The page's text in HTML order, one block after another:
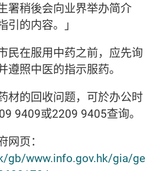
署稍後会向业界举办简介
引的内容。」
民在服用中药之前，应先询
遵照中医的指示服药。
材的回收问题，可於办公时
9409或2209 9405查询。
页：
gb/www.info.gov.hk/gia/ge